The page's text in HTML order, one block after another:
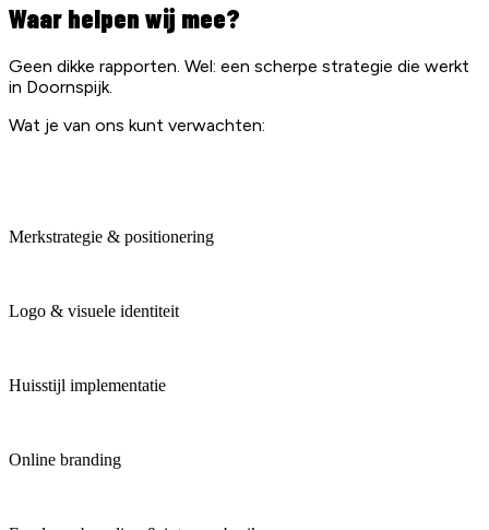
Waar helpen wij mee?
Geen dikke rapporten. Wel: een scherpe strategie die werkt
in Doornspijk.
Wat je van ons kunt verwachten:
Merkstrategie & positionering
Logo & visuele identiteit
Huisstijl implementatie
Online branding